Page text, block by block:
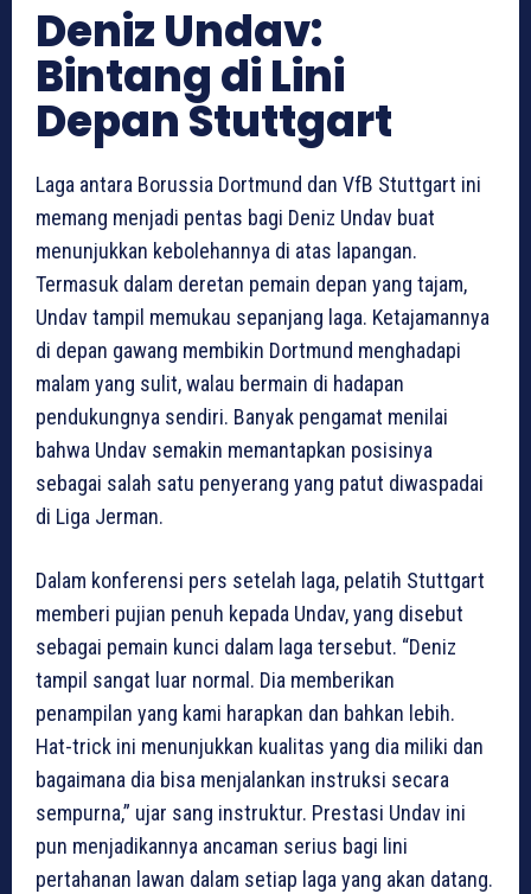
Deniz Undav:
Bintang di Lini
Depan Stuttgart
Laga antara Borussia Dortmund dan VfB Stuttgart ini
memang menjadi pentas bagi Deniz Undav buat
menunjukkan kebolehannya di atas lapangan.
Termasuk dalam deretan pemain depan yang tajam,
Undav tampil memukau sepanjang laga. Ketajamannya
di depan gawang membikin Dortmund menghadapi
malam yang sulit, walau bermain di hadapan
pendukungnya sendiri. Banyak pengamat menilai
bahwa Undav semakin memantapkan posisinya
sebagai salah satu penyerang yang patut diwaspadai
di Liga Jerman.
Dalam konferensi pers setelah laga, pelatih Stuttgart
memberi pujian penuh kepada Undav, yang disebut
sebagai pemain kunci dalam laga tersebut. “Deniz
tampil sangat luar normal. Dia memberikan
penampilan yang kami harapkan dan bahkan lebih.
Hat-trick ini menunjukkan kualitas yang dia miliki dan
bagaimana dia bisa menjalankan instruksi secara
sempurna,” ujar sang instruktur. Prestasi Undav ini
pun menjadikannya ancaman serius bagi lini
pertahanan lawan dalam setiap laga yang akan datang.